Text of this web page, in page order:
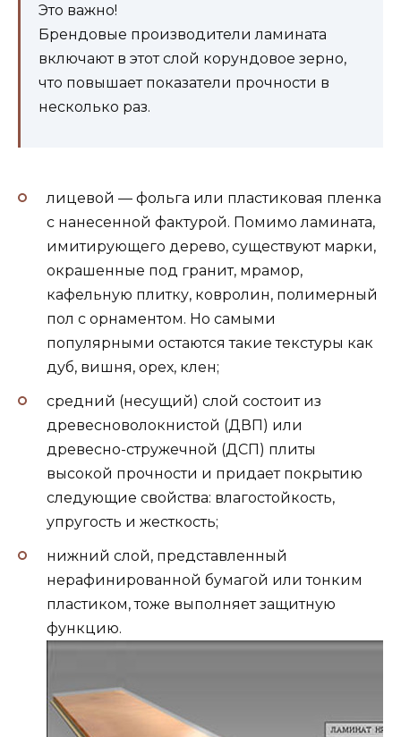
Это важно!
Брендовые производители ламината
включают в этот слой корундовое зерно,
что повышает показатели прочности в
несколько раз.
лицевой — фольга или пластиковая пленка
с нанесенной фактурой. Помимо ламината,
имитирующего дерево, существуют марки,
окрашенные под гранит, мрамор,
кафельную плитку, ковролин, полимерный
пол с орнаментом. Но самыми
популярными остаются такие текстуры как
дуб, вишня, орех, клен;
средний (несущий) слой состоит из
древесноволокнистой (ДВП) или
древесно-стружечной (ДСП) плиты
высокой прочности и придает покрытию
следующие свойства: влагостойкость,
упругость и жесткость;
нижний слой, представленный
нерафинированной бумагой или тонким
пластиком, тоже выполняет защитную
функцию.